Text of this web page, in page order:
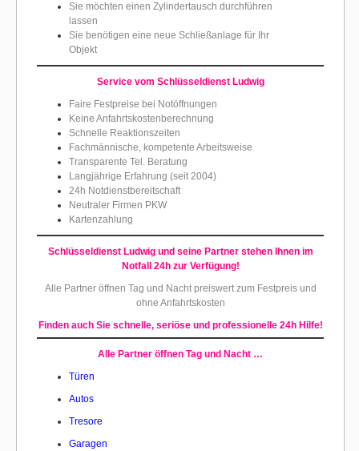
Sie möchten einen Zylindertausch durchführen
lassen
Sie benötigen eine neue Schließanlage für Ihr
Objekt
Service vom Schlüsseldienst Ludwig
Faire Festpreise bei Notöffnungen
Keine Anfahrtskostenberechnung
Schnelle Reaktionszeiten
Fachmännische, kompetente Arbeitsweise
Transparente Tel. Beratung
Langjährige Erfahrung (seit 2004)
24h Notdienstbereitschaft
Neutraler Firmen PKW
Kartenzahlung
Schlüsseldienst Ludwig und seine Partner stehen Ihnen im
Notfall 24h zur Verfügung!
Alle Partner öffnen Tag und Nacht preiswertzum Festpreis und
ohne Anfahrtskosten
Finden auch Sie schnelle, seriöse und professionelle 24h Hilfe!
Alle Partner öffnen Tag und Nacht …
Türen
Autos
Tresore
Garagen